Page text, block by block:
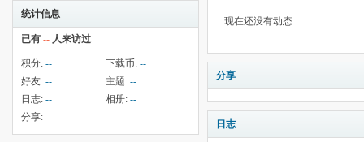
统计信息
已有 -- 人来访过
积分: -- 下载币: --
好友: -- 主题: --
日志: -- 相册: --
分享: --
现在还没有动态
分享
日志